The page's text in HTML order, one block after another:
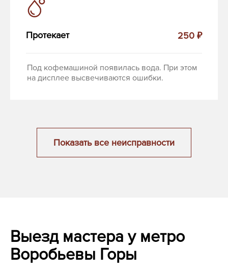
Протекает 250 ₽
Под кофемашиной появилась вода. При этом
на дисплее высвечиваются ошибки.
Показать все неисправности
Выезд мастера у метро
Воробьевы Горы